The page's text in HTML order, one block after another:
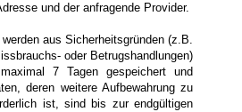
und der anfragende Provider.
aus Sicherheitsgründen (z.B.
oder Betrugshandlungen)
7 Tagen gespeichert und
deren weitere Aufbewahrung zu
ist, sind bis zur endgültigen